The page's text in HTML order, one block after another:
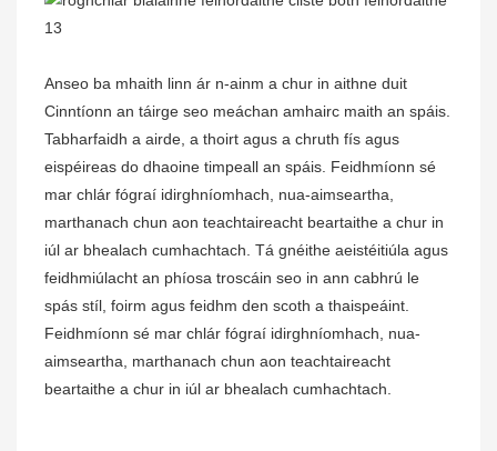
Anseo ba mhaith linn ár n-ainm a chur in aithne duit
Cinntíonn an táirge seo meáchan amhairc maith an spáis.
Tabharfaidh a airde, a thoirt agus a chruth fís agus
eispéireas do dhaoine timpeall an spáis. Feidhmíonn sé
mar chlár fógraí idirghníomhach, nua-aimseartha,
marthanach chun aon teachtaireacht beartaithe a chur in
iúl ar bhealach cumhachtach. Tá gnéithe aeistéitiúla agus
feidhmiúlacht an phíosa troscáin seo in ann cabhrú le
spás stíl, foirm agus feidhm den scoth a thaispeáint.
Feidhmíonn sé mar chlár fógraí idirghníomhach, nua-
aimseartha, marthanach chun aon teachtaireacht
beartaithe a chur in iúl ar bhealach cumhachtach.